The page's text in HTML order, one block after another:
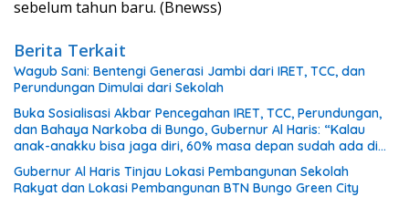
sebelum tahun baru. (Bnewss)
Berita Terkait
Wagub Sani: Bentengi Generasi Jambi dari IRET, TCC, dan
Perundungan Dimulai dari Sekolah
Buka Sosialisasi Akbar Pencegahan IRET, TCC, Perundungan,
dan Bahaya Narkoba di Bungo, Gubernur Al Haris: “Kalau
anak-anakku bisa jaga diri, 60% masa depan sudah ada di
tangan”
Gubernur Al Haris Tinjau Lokasi Pembangunan Sekolah
Rakyat dan Lokasi Pembangunan BTN Bungo Green City